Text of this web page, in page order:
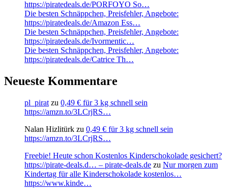
https://piratedeals.de/PORFOYO So…
Die besten Schnäppchen, Preisfehler, Angebote:
https://piratedeals.de/Amazon Ess…
Die besten Schnäppchen, Preisfehler, Angebote:
https://piratedeals.de/Ivormentic…
Die besten Schnäppchen, Preisfehler, Angebote:
https://piratedeals.de/Catrice Th…
Neueste Kommentare
pl_pirat zu 0,49 € für 3 kg schnell sein
https://amzn.to/3LCrjRS…
Nalan Hizlitürk zu 0,49 € für 3 kg schnell sein
https://amzn.to/3LCrjRS…
Freebie! Heute schon Kostenlos Kinderschokolade gesichert?
https://pirate-deals.d… – pirate-deals.de zu Nur morgen zum
Kindertag für alle Kinderschokolade kostenlos…
https://www.kinde…